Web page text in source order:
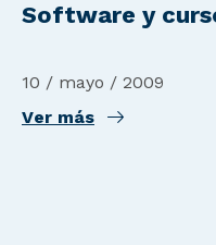
Software y
10 / mayo / 2009
Ver más